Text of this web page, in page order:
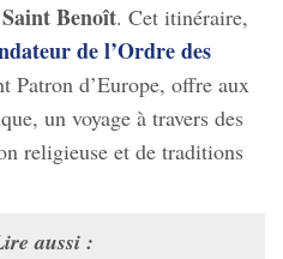
Benoît. Cet itinéraire,
de l’Ordre des
Patron d’Europe, offre aux
un voyage à travers des
religieuse et de traditions
aussi :